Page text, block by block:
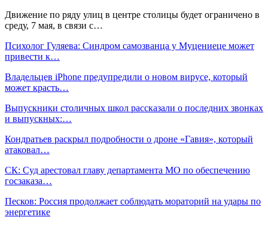
Движение по ряду улиц в центре столицы будет ограничено в
среду, 7 мая, в связи с…
Психолог Гуляева: Синдром самозванца у Муцениеце может
привести к…
Владельцев iPhone предупредили о новом вирусе, который
может красть…
Выпускники столичных школ рассказали о последних звонках
и выпускных:…
Кондратьев раскрыл подробности о дроне «Гавия», который
атаковал…
СК: Суд арестовал главу департамента МО по обеспечению
госзаказа…
Песков: Россия продолжает соблюдать мораторий на удары по
энергетике